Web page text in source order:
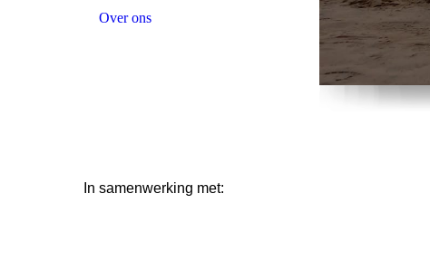
Over ons
In samenwerking met: